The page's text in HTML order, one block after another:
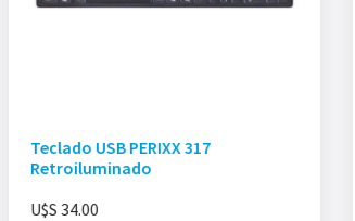
Teclado USB PERIXX 317
Retroiluminado
U$S 34.00